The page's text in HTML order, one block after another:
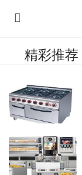
精彩推荐